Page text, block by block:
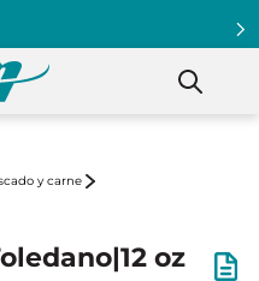
y carne
oz